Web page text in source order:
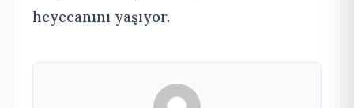
heyecanını yaşıyor.